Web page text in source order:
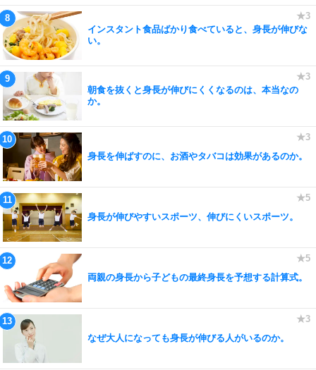
インスタント食品ばかり食べていると、身長が伸びな
い。
朝食を抜くと身長が伸びにくくなるのは、本当なの
か。
身長を伸ばすのに、お酒やタバコは効果があるのか。
身長が伸びやすいスポーツ、伸びにくいスポーツ。
両親の身長から子どもの最終身長を予想する計算式。
なぜ大人になっても身長が伸びる人がいるのか。